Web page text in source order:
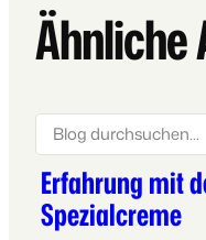
Ähnliche
Suchen
Erfahrung mit
Spezialcreme